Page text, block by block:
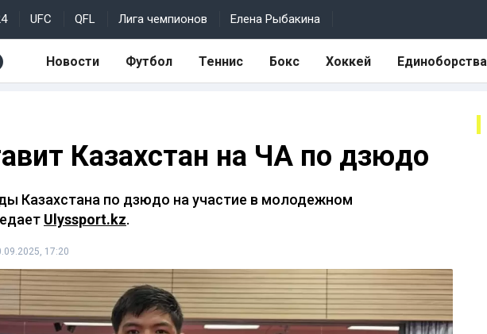
UFC QFL Лига чемпионов Елена Рыбакина
Новости Футбол Теннис Бокс Хоккей Единоборства
Казахстан на ЧА по дзюдо
Казахстана по дзюдо на участие в молодежном
Ulyssport.kz.
17:20